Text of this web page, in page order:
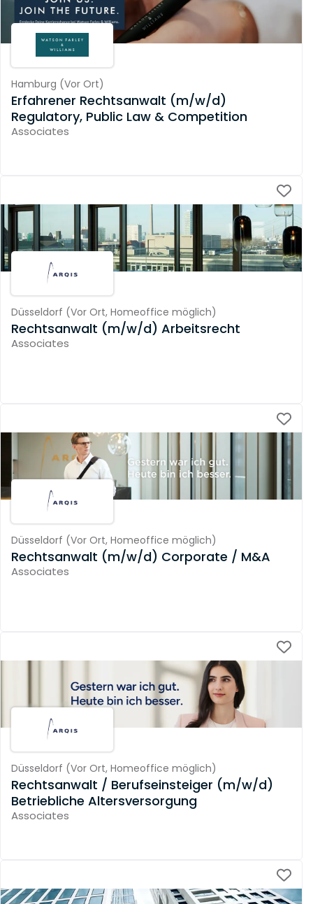
Hamburg (Vor Ort)
Erfahrener Rechtsanwalt (m/w/d)
Regulatory, Public Law & Competition
Associates
Düsseldorf (Vor Ort, Homeoffice möglich)
Rechtsanwalt (m/w/d) Arbeitsrecht
Associates
Düsseldorf (Vor Ort, Homeoffice möglich)
Rechtsanwalt (m/w/d) Corporate / M&A
Associates
Düsseldorf (Vor Ort, Homeoffice möglich)
Rechtsanwalt / Berufseinsteiger (m/w/d)
Betriebliche Altersversorgung
Associates